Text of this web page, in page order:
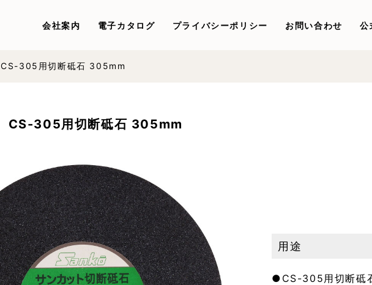
会社案内 電子カタログ プライバシーポリシー お問い合わせ 公
CS-305用切断砥石 305mm
CS-305用切断砥石 305mm
用途
●CS-305用切断砥